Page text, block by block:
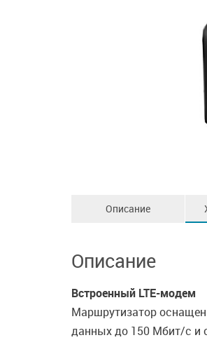
Описание
Описание
Встроенный LTE-модем
Маршрутизатор
данных до 150 Мбит/с и